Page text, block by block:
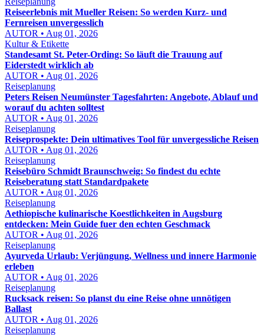
Reiseerlebnis mit Mueller Reisen: So werden Kurz- und
Fernreisen unvergesslich
AUTOR • Aug 01, 2026
Kultur & Etikette
Standesamt St. Peter-Ording: So läuft die Trauung auf
Eiderstedt wirklich ab
AUTOR • Aug 01, 2026
Reiseplanung
Peters Reisen Neumünster Tagesfahrten: Angebote, Ablauf und
worauf du achten solltest
AUTOR • Aug 01, 2026
Reiseplanung
Reiseprospekte: Dein ultimatives Tool für unvergessliche Reisen
AUTOR • Aug 01, 2026
Reiseplanung
Reisebüro Schmidt Braunschweig: So findest du echte
Reiseberatung statt Standardpakete
AUTOR • Aug 01, 2026
Reiseplanung
Aethiopische kulinarische Koestlichkeiten in Augsburg
entdecken: Mein Guide fuer den echten Geschmack
AUTOR • Aug 01, 2026
Reiseplanung
Ayurveda Urlaub: Verjüngung, Wellness und innere Harmonie
erleben
AUTOR • Aug 01, 2026
Reiseplanung
Rucksack reisen: So planst du eine Reise ohne unnötigen
Ballast
AUTOR • Aug 01, 2026
Reiseplanung